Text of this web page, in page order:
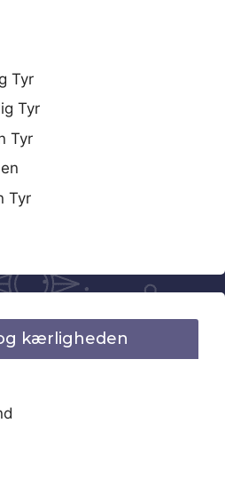
Tyr
Tyr
Tyr
Tyr
kærligheden